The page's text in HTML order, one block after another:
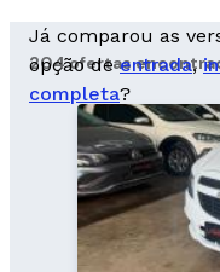
Já comparou as
opção deentrada,
completa?
204 ofertas